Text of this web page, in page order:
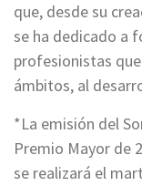
que, desde su
se ha dedicado a
profesionistas
ámbitos, al
*La emisión del
Premio Mayor de
se realizará el